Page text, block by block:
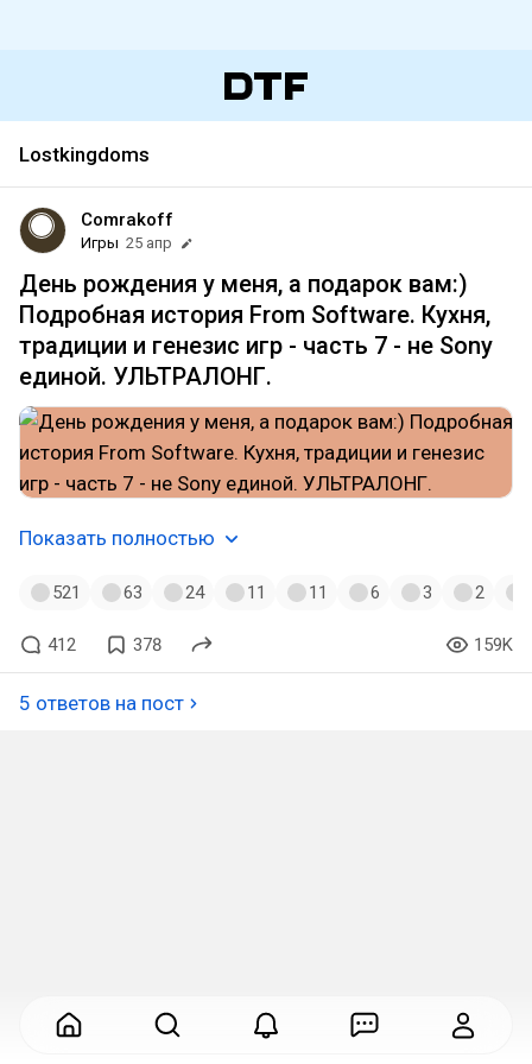
Lostkingdoms
Comrakoff
Игры 25 апр
День рождения у меня, а подарок вам:)
Подробная история From Software. Кухня,
традиции и генезис игр - часть 7 - не Sony
единой. УЛЬТРАЛОНГ.
Показать полностью
521 63 24 11 11 6 3 2
412 378 159K
5 ответов на пост